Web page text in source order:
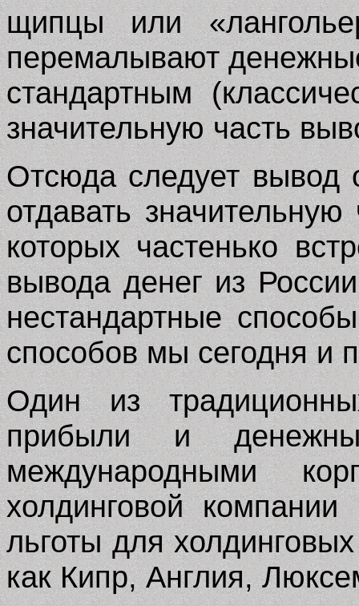
щипцы или
перемалывают
стандартным
значительную часть
Отсюда следует вывод
отдавать
которых частенько
вывода денег из
нестандартные
способов мы сегодня и
Один из
прибыли и
международными
холдинговой
льготы для
как Кипр, Англия,